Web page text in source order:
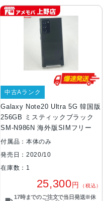
Galaxy Note20 Ultra 5G 韓国版
256GB ミスティックブラック
SM-N986N 海外版SIMフリー
中古Aランク
付属品：本体のみ
発売日：2020/10
在庫数：1
25,300円 （税込）
17時までのご注文で当日発送※休